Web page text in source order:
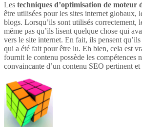
Les techniques d’optimisation de moteur
être utilisées pour les sites internet globaux,
blogs. Lorsqu’ils sont utilisés correctement,
même pas qu’ils lisent quelque chose qui
vers le site internet. En fait, ils pensent
qui a été fait pour être lu. Eh bien, cela est
fournit le contenu possède les compétences
convaincante d’un contenu SEO pertinent et